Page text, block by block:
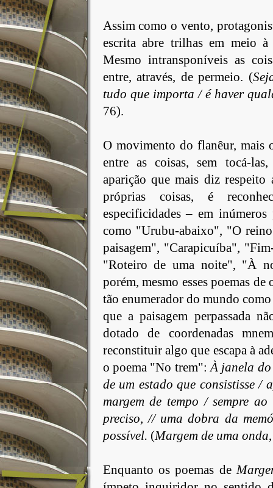
Assimcomo o vento,
escrita abre trilhas em meio
Mesmo intransponíveis as
entre, através, de permeio. (
tudo que importa / é haver
76).
O movimento do flanêur, mais
entre as coisas, sem tocá-
aparição que mais diz respeito
próprias coisas, é
especificidades – em
como "Urubu-abaixo", "O
paisagem", "Carapicuíba",
"Roteiro de uma noite", "À
porém, mesmo esses poemas
tão enumerador do mundo
que a paisagem perpassada
dotado de coordenadas
reconstituir algo que escapa à
o poema "No trem":À janela
de um estado que consistisse /
margem de tempo / sempre
preciso, // uma dobra da
possível. (Margemde uma onda
Enquanto os poemas de